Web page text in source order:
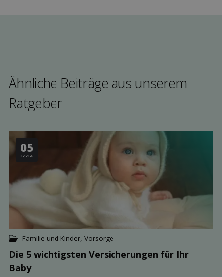
Ähnliche Beiträge aus unserem
Rat­geber
05
02.2026
Familie und Kinder, Vorsorge
Die 5 wichtigsten Versicher­ungen für Ihr
Baby